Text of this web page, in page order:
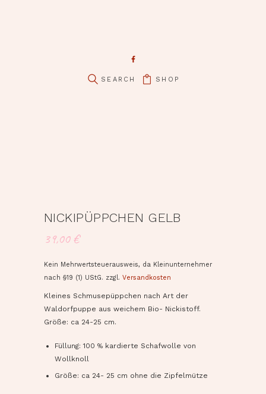
SHOP
NICKIPÜPPCHEN GELB
39,00€
Kein Mehrwertsteuerausweis, da Kleinunternehmer
nach §19 (1) UStG. zzgl. Versandkosten
Kleines Schmusepüppchen nach Art der
Waldorfpuppe aus weichem Bio- Nickistoff.
Größe: ca 24-25 cm.
Füllung: 100 % kardierte Schafwolle von
Wollknoll
Größe: ca 24- 25 cm ohne die Zipfelmütze